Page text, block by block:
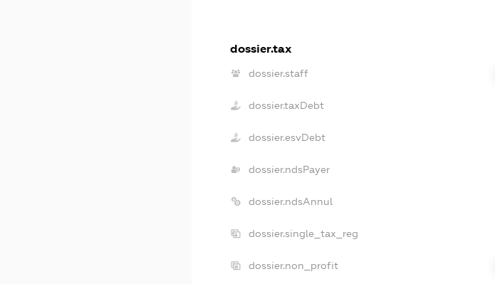
dossier.tax
dossier.staff
dossier.taxDebt
dossier.esvDebt
dossier.ndsPayer
dossier.ndsAnnul
dossier.single_tax_reg
dossier.non_profit